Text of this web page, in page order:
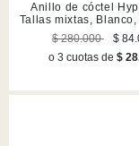
Anillo de cóctel
Tallas mixtas, Blanco,
en rodio
$ 280.000
$
o 3 cuotas de $